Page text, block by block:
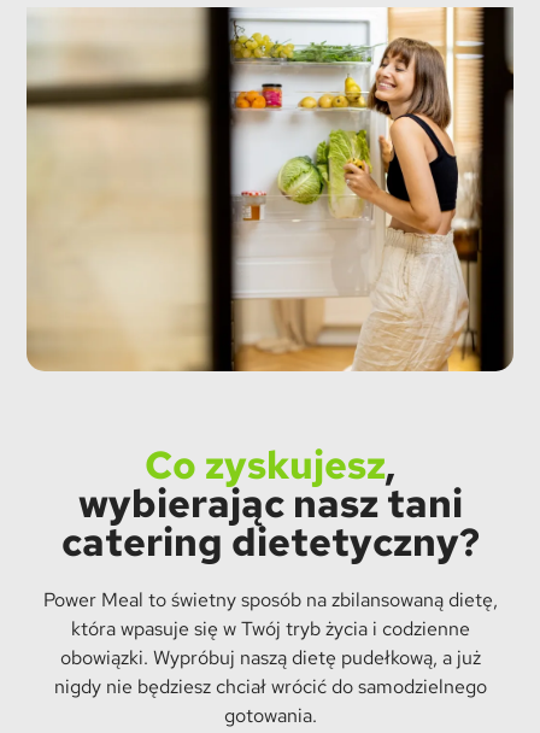
Co zyskujesz,
wybierając nasz tani
catering dietetyczny?
Power Meal to świetny sposób na zbilansowaną dietę,
która wpasuje się w Twój tryb życia i codzienne
obowiązki. Wypróbuj naszą dietę pudełkową, a już
nigdy nie będziesz chciał wrócić do samodzielnego
gotowania.